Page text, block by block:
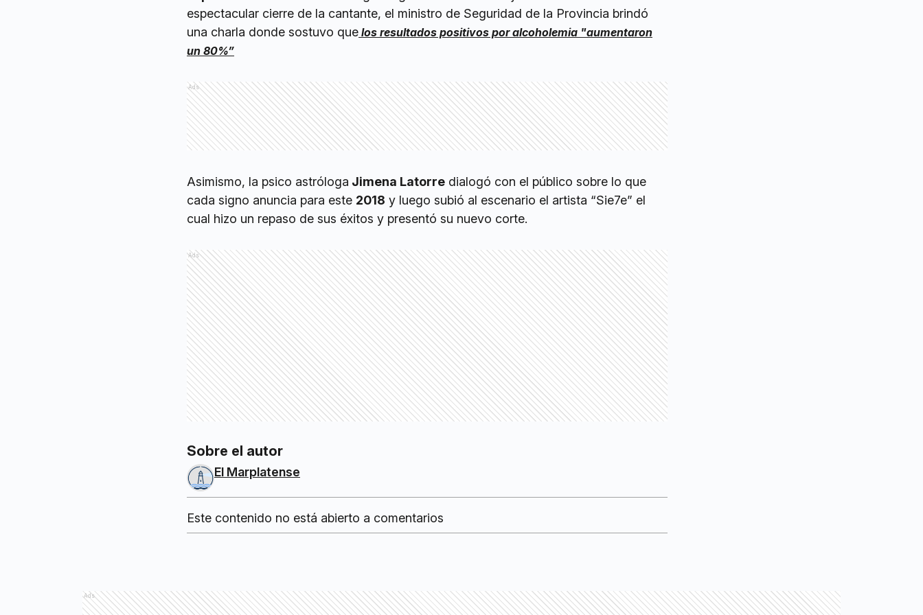
espectacular cierre de la cantante, el ministro de Seguridad de la Provincia brindó
una charla donde sostuvo que los resultados positivos por alcoholemia "aumentaron
un 80%”
Ads
Asimismo, la psico astróloga Jimena Latorre dialogó con el público sobre lo que
cada signo anuncia para este 2018 y luego subió al escenario el artista “Sie7e” el
cual hizo un repaso de sus éxitos y presentó su nuevo corte.
Ads
Sobre el autor
El Marplatense
Este contenido no está abierto a comentarios
Ads